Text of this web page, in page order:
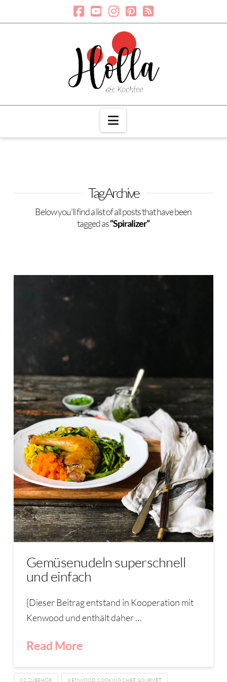
Navigation
Tag Archive
Below you'll find a list of all posts that have been
tagged as“Spiralizer”
Gemüsenudeln superschnell
und einfach
{Dieser Beitrag entstand in Kooperation mit
Kenwood und enthält daher …
Read More
CC ZUBEHÖR KENWOOD COOKING CHEF GOURMET